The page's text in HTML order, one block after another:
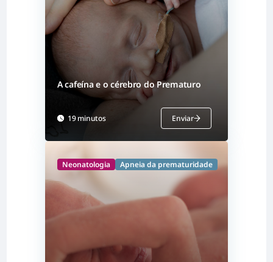
A cafeína e o cérebro do Prematuro
19 minutos Enviar
Neonatologia Apneia da prematuridade